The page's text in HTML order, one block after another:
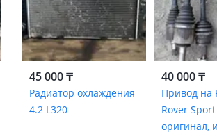
45 000 ₸
Радиатор охлаждения
4.2 L320
40 000 ₸
Привод на
Rover
оригинал,